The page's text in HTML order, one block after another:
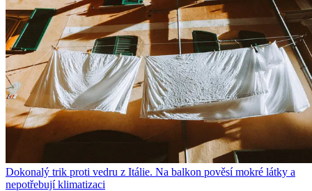
Dokonalý trik proti vedru z Itálie. Na balkon pověsí mokré látky a
nepotřebují klimatizaci